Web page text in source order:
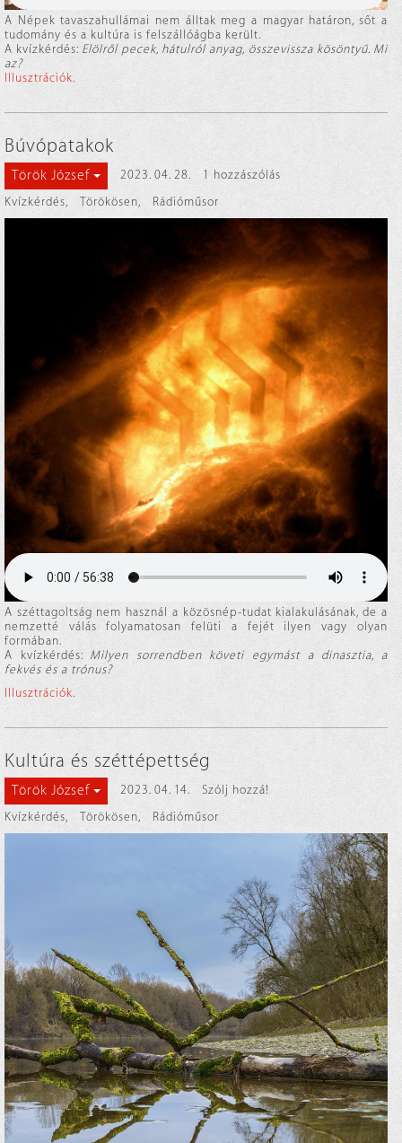
A Népek tavaszahullámai nem álltak meg a magyar határon, sőt a
tudomány és a kultúra is felszállóágba került.
A kvízkérdés: Elölről pecek, hátulról anyag, összevissza kösöntyű. Mi
az?
Illusztrációk.
Búvópatakok
Török József 2023. 04. 28.
1 hozzászólás
Kvízkérdés, Törökösen, Rádióműsor
A széttagoltság nem használ a közösnép-tudat kialakulásának, de a
nemzetté válás folyamatosan felüti a fejét ilyen vagy olyan
formában.
A kvízkérdés: Milyen sorrendben követi egymást a dinasztia, a
fekvés és a trónus?
Illusztrációk.
Kultúra és széttépettség
Török József 2023. 04. 14.
Szólj hozzá!
Kvízkérdés, Törökösen, Rádióműsor